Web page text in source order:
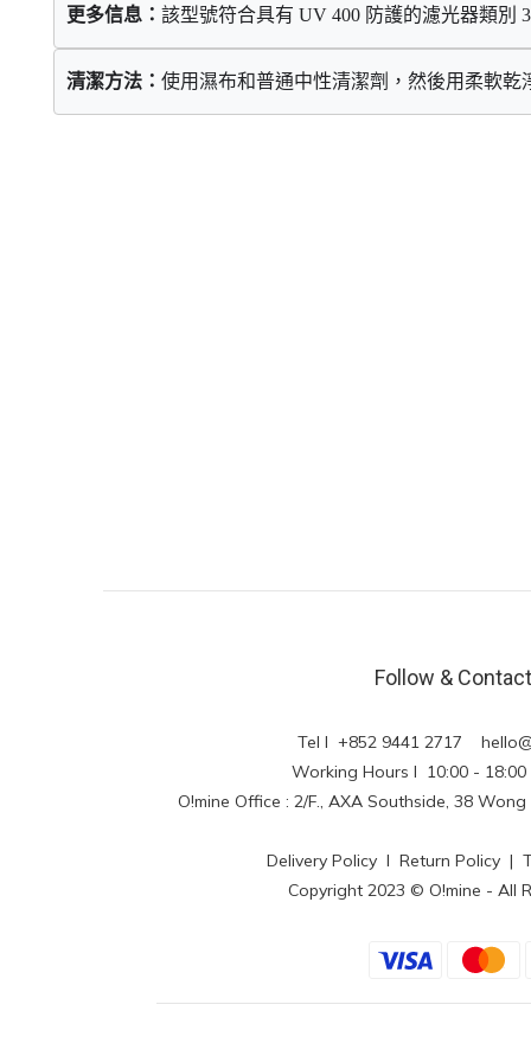
更多信息： 該型號符合具有 UV 400 防護的濾光器類別 3
清潔方法： 使用濕布和普通中性清潔劑，然後用柔軟乾
Follow &
Tel l +852 9441 2717
Working Hours l 10:00 -
O!mine Office : 2/F., AXA Southside, 38
Delivery Policy l Return Policy |
Copyright 2023 © O!mine - All